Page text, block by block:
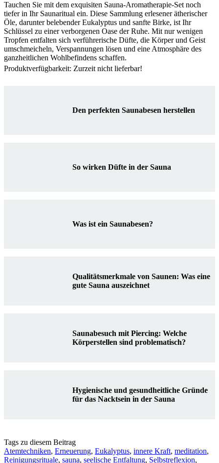
Tauchen Sie mit dem exquisiten Sauna-Aromatherapie-Set noch
tiefer in Ihr Saunaritual ein. Diese Sammlung erlesener ätherischer
Öle, darunter belebender Eukalyptus und sanfte Birke, ist Ihr
Schlüssel zu einer verborgenen Oase der Ruhe. Mit nur wenigen
Tropfen entfalten sich verführerische Düfte, die Körper und Geist
umschmeicheln, Verspannungen lösen und eine Atmosphäre des
ganzheitlichen Wohlbefindens schaffen.
Produktverfügbarkeit: Zurzeit nicht lieferbar!
Den perfekten Saunabesen herstellen
So wirken Düfte in der Sauna
Was ist ein Saunabesen?
Qualitätsmerkmale von Saunen: Was eine
gute Sauna auszeichnet
Saunabesuch mit Piercing: Welche
Körperstellen sind problematisch?
Hygienische und gesundheitliche Gründe
für das Nacktsein in der Sauna
Tags zu diesem Beitrag
Atemtechniken, Erneuerung, Eukalyptus, innere Kraft, meditation,
Reinigungsrituale, sauna, seelische Entfaltung, Selbstreflexion,